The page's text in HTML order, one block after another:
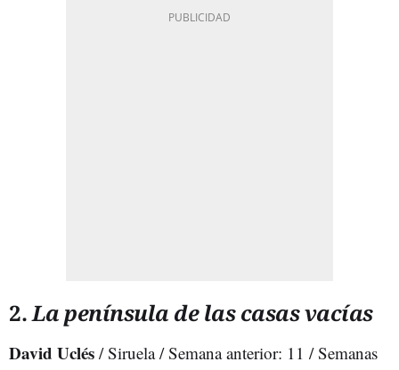
2.La península de las casas vacías
David Uclés / Siruela / Semana anterior: 11 / Semanas